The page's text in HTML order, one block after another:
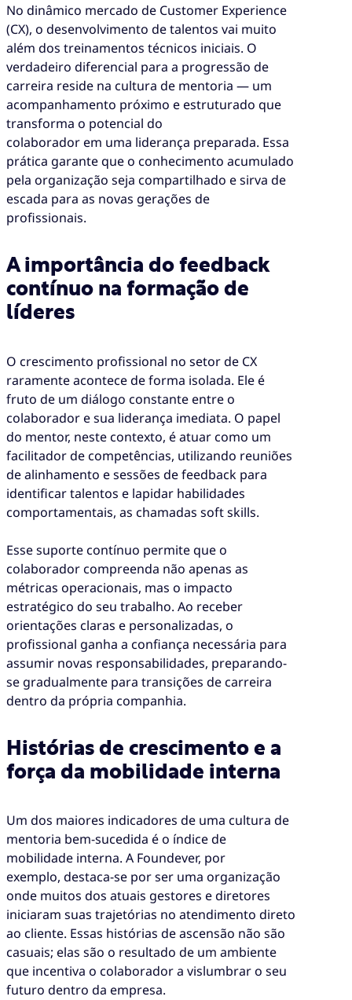
No dinâmico mercado de Customer Experience
(CX), o desenvolvimento de talentos vai muito
além dos treinamentos técnicos iniciais. O
verdadeiro diferencial para a progressão de
carreira reside na cultura de mentoria — um
acompanhamento próximo e estruturado que
transforma o potencial do
colaborador em uma liderança preparada. Essa
prática garante que o conhecimento acumulado
pela organização seja compartilhado e sirva de
escada para as novas gerações de
profissionais.
A importância do feedback
contínuo na formação de
líderes
O crescimento profissional no setor de CX
raramente acontece de forma isolada. Ele é
fruto de um diálogo constante entre o
colaborador e sua liderança imediata. O papel
do mentor, neste contexto, é atuar como um
facilitador de competências, utilizando reuniões
de alinhamento e sessões de feedback para
identificar talentos e lapidar habilidades
comportamentais, as chamadas soft skills.
Esse suporte contínuo permite que o
colaborador compreenda não apenas as
métricas operacionais, mas o impacto
estratégico do seu trabalho. Ao receber
orientações claras e personalizadas, o
profissional ganha a confiança necessária para
assumir novas responsabilidades, preparando-
se gradualmente para transições de carreira
dentro da própria companhia.
Histórias de crescimento e a
força da mobilidade interna
Um dos maiores indicadores de uma cultura de
mentoria bem-sucedida é o índice de
mobilidade interna. A Foundever, por
exemplo, destaca-se por ser uma organização
onde muitos dos atuais gestores e diretores
iniciaram suas trajetórias no atendimento direto
ao cliente. Essas histórias de ascensão não são
casuais; elas são o resultado de um ambiente
que incentiva o colaborador a vislumbrar o seu
futuro dentro da empresa.